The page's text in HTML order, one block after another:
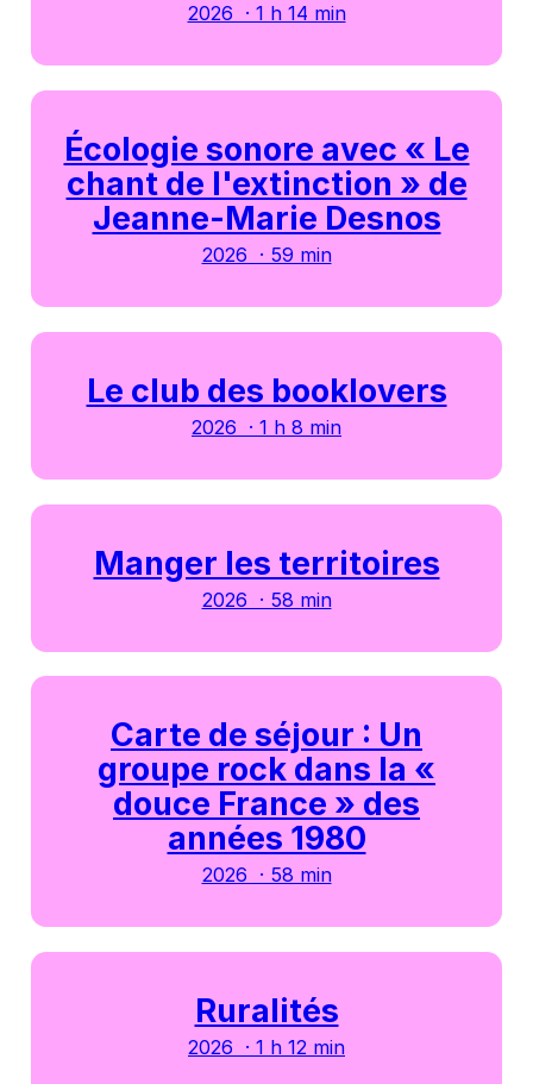
2026 · 1 h 14 min
Écologie sonore avec « Le
chant de l'extinction » de
Jeanne-Marie Desnos
2026 · 59 min
Le club des booklovers
2026 · 1 h 8 min
Manger les territoires
2026 · 58 min
Carte de séjour : Un
groupe rock dans la «
douce France » des
années 1980
2026 · 58 min
Ruralités
2026 · 1 h 12 min